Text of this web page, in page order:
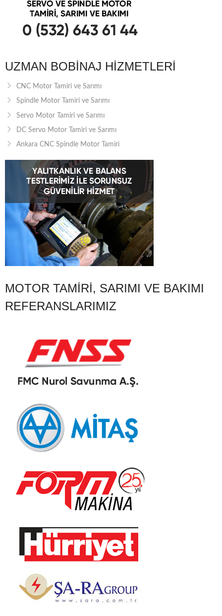
UZMAN BOBINAJ HIZMETLERI
CNC Motor Tamiri ve Sarımı
Spindle Motor Tamiri ve Sarımı
Servo Motor Tamiri ve Sarımı
DC Servo Motor Tamiri ve Sarımı
Ankara CNC Spindle Motor Tamiri
MOTOR TAMIRI, SARIMI VE BAKIMI
REFERANSLARIMIZ